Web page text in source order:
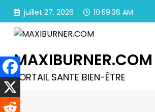
Aller
contenu
juillet 27, 2026 10:59:37 AM
MAXIBURNER.COM
PORTAIL SANTE BIEN-ÊTRE